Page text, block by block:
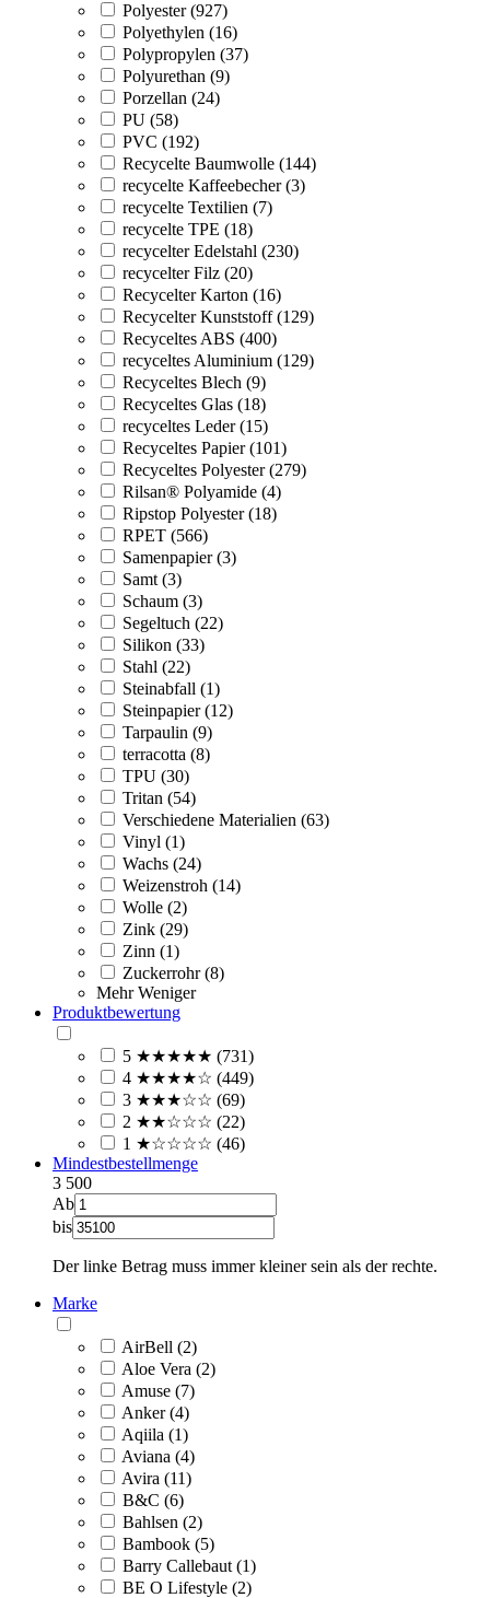
Polyester (927)
Polyethylen (16)
Polypropylen (37)
Polyurethan (9)
Porzellan (24)
PU (58)
PVC (192)
Recycelte Baumwolle (144)
recycelte Kaffeebecher (3)
recycelte Textilien (7)
recycelte TPE (18)
recycelter Edelstahl (230)
recycelter Filz (20)
Recycelter Karton (16)
Recycelter Kunststoff (129)
Recyceltes ABS (400)
recyceltes Aluminium (129)
Recyceltes Blech (9)
Recyceltes Glas (18)
recyceltes Leder (15)
Recyceltes Papier (101)
Recyceltes Polyester (279)
Rilsan® Polyamide (4)
Ripstop Polyester (18)
RPET (566)
Samenpapier (3)
Samt (3)
Schaum (3)
Segeltuch (22)
Silikon (33)
Stahl (22)
Steinabfall (1)
Steinpapier (12)
Tarpaulin (9)
terracotta (8)
TPU (30)
Tritan (54)
Verschiedene Materialien (63)
Vinyl (1)
Wachs (24)
Weizenstroh (14)
Wolle (2)
Zink (29)
Zinn (1)
Zuckerrohr (8)
Mehr Weniger
Produktbewertung
5 ★★★★★ (731)
4 ★★★★☆ (449)
3 ★★★☆☆ (69)
2 ★★☆☆☆ (22)
1 ★☆☆☆☆ (46)
Mindestbestellmenge
3 500
Ab
bis
Der linke Betrag muss immer kleiner sein als der rechte.
Marke
AirBell (2)
Aloe Vera (2)
Amuse (7)
Anker (4)
Aqiila (1)
Aviana (4)
Avira (11)
B&C (6)
Bahlsen (2)
Bambook (5)
Barry Callebaut (1)
BE O Lifestyle (2)